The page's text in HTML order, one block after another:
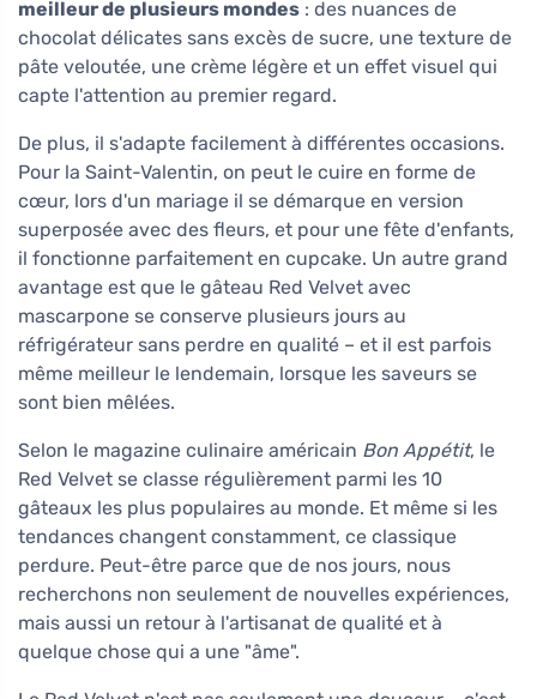
meilleur de plusieurs mondes : des nuances de
chocolat délicates sans excès de sucre, une texture de
pâte veloutée, une crème légère et un effet visuel qui
capte l'attention au premier regard.
De plus, il s'adapte facilement à différentes occasions.
Pour la Saint-Valentin, on peut le cuire en forme de
cœur, lors d'un mariage il se démarque en version
superposée avec des fleurs, et pour une fête d'enfants,
il fonctionne parfaitement en cupcake. Un autre grand
avantage est que le gâteau Red Velvet avec
mascarpone se conserve plusieurs jours au
réfrigérateur sans perdre en qualité – et il est parfois
même meilleur le lendemain, lorsque les saveurs se
sont bien mêlées.
Selon le magazine culinaire américain Bon Appétit, le
Red Velvet se classe régulièrement parmi les 10
gâteaux les plus populaires au monde. Et même si les
tendances changent constamment, ce classique
perdure. Peut-être parce que de nos jours, nous
recherchons non seulement de nouvelles expériences,
mais aussi un retour à l'artisanat de qualité et à
quelque chose qui a une "âme".